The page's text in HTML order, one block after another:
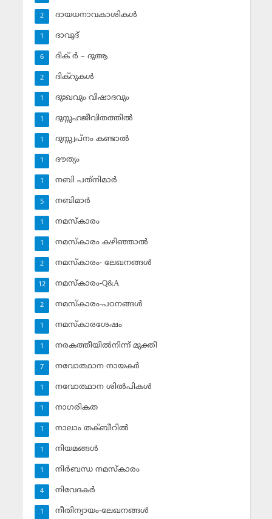
ദായധനാവകാശികള്‍
2
ദാവൂദ്‌
1
ദിക് ര്‍ – ദുആ
6
ദിക്‌റുകള്‍
2
ദുഃഖവും വിഷാദവും
1
ദുസ്സഹജീവിതത്തില്‍
1
ദുസ്സ്വപ്‌നം കണ്ടാല്‍
1
ദൗത്യം
1
നബി പത്‌നിമാര്‍
1
നബിമാര്‍
5
നമസ്‌കാരം
1
നമസ്‌കാരം കഴിഞ്ഞാല്‍
1
നമസ്‌കാരം- ലേഖനങ്ങള്‍
2
നമസ്‌കാരം-Q&A
12
നമസ്‌കാരം-പഠനങ്ങള്‍
2
നമസ്‌കാരശേഷം
1
നരകത്തീയില്‍നിന്ന് മുക്തി
1
നവോത്ഥാന നായകര്‍
7
നവോത്ഥാന ശില്‍പികള്‍
1
നാഗരികത
1
നാലാം തക്ബീറില്‍
1
നിയമങ്ങള്‍
1
നിര്‍ബന്ധ നമസ്‌കാരം
1
നിവേദകര്‍
4
നീതിന്യായം-ലേഖനങ്ങള്‍
1